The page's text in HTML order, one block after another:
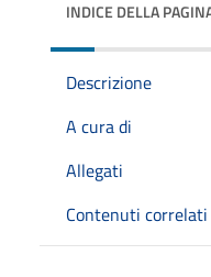
INDICE DELLA
Descrizione
A cura di
Allegati
Contenuti correlati